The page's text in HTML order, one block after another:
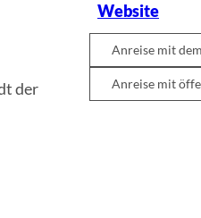
der
Website
Anreise mit
Anreise mit